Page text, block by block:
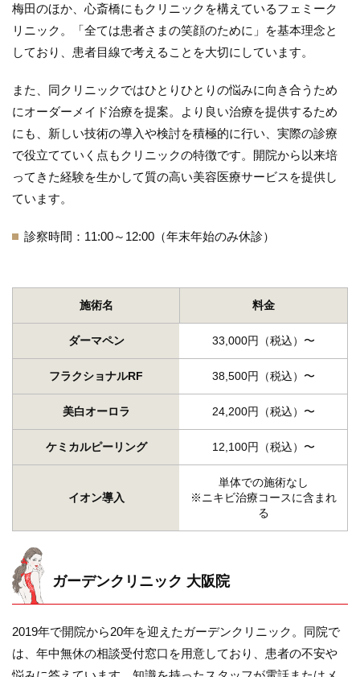
梅田のほか、心斎橋にもクリニックを構えているフェミーク
リニック。「全ては患者さまの笑顔のために」を基本理念と
しており、患者目線で考えることを大切にしています。
また、同クリニックではひとりひとりの悩みに向き合うため
にオーダーメイド治療を提案。より良い治療を提供するため
にも、新しい技術の導入や検討を積極的に行い、実際の診療
で役立てていく点もクリニックの特徴です。開院から以来培
ってきた経験を生かして質の高い美容医療サービスを提供し
ています。
診察時間：11:00～12:00（年末年始のみ休診）
施術名 料金
ダーマペン 33,000円（税込）〜
フラクショナルRF 38,500円（税込）〜
美白オーロラ 24,200円（税込）〜
ケミカルピーリング 12,100円（税込）〜
イオン導入
単体での施術なし
※ニキビ治療コースに含まれ
る
ガーデンクリニック 大阪院
2019年で開院から20年を迎えたガーデンクリニック。同院で
は、年中無休の相談受付窓口を用意しており、患者の不安や